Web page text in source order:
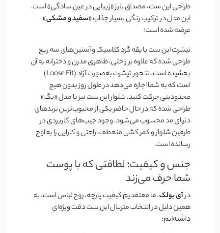
طراحی این ست، مصداق بارز «زیبایی در عین سادگی» است.
این مدل در ترکیب رنگی بسیار جذاب «سفید و مشکی»
عرضه شده است؛
تیشرت این ست با یقه گرد کلاسیک و آستین‌های سه ربع
طراحی شده که علاوه بر راحتی، ظاهری مدرن و دخترانه به آن
بخشیده است. تنخور تیشرت به‌صورت آزاد (Loose Fit)
است که به شما اجازه می‌دهد در طول روز بدون هیچ
محدودیتی حرکت کنید. شلوار این ست نیز با مدل «بگ»
طراحی شده که در حال حاضر یکی از محبوب‌ترین ترندهای
دنیای مد محسوب می‌شود. وجود جیب‌های کاربردی در
طرفین شلوار و کمر کشی منعطف، راحتی و کارایی را به اوج
رسانده است.
جنس و کیفیت؛ لطافتی که با پوست
شما حرف می‌زند
درآی بولک، ما معتقدیم کیفیت پارچه، روح لباس است. به
همین دلیل در انتخاب متریال این ست دقت ویژه‌ای
داشته‌ایم: